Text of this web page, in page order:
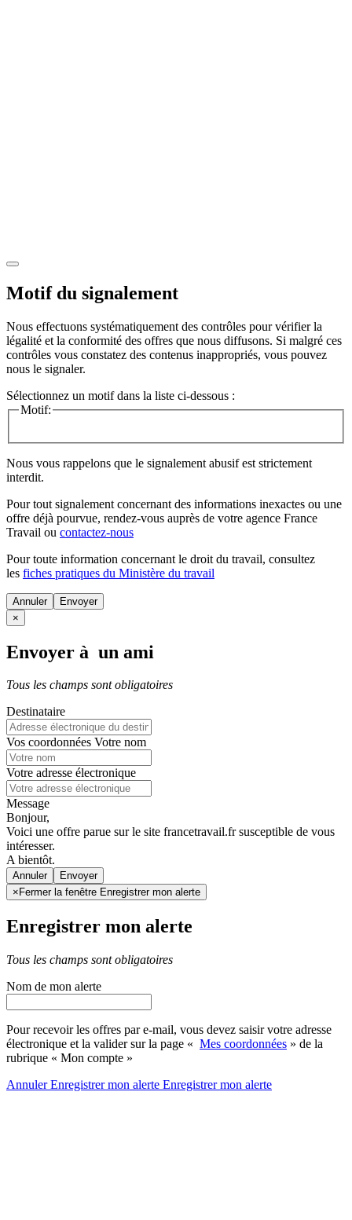
Motif du signalement
Nous effectuons systématiquement des contrôles pour vérifier la
légalité et la conformité des offres que nous diffusons. Si malgré ces
contrôles vous constatez des contenus inappropriés, vous pouvez
nous le signaler.
Sélectionnez un motif dans la liste ci-dessous :
Motif:
Nous vous rappelons que le signalement abusif est strictement
interdit.
Pour tout signalement concernant des informations inexactes ou une
offre déjà pourvue, rendez-vous auprès de votre agence France
Travail ou contactez-nous
Pour toute information concernant le droit du travail, consultez
les fiches pratiques du Ministère du travail
Annuler
×
Envoyer à un ami
Tous les champs sont obligatoires
Destinataire
Vos coordonnées Votre nom
Votre adresse électronique
Message
Bonjour,
Voici une offre parue sur le site francetravail.fr susceptible de vous
intéresser.
A bientôt.
Annuler
× Fermer la fenêtre Enregistrer mon alerte
Enregistrer mon alerte
Tous les champs sont obligatoires
Nom de mon alerte
Pour recevoir les offres par e-mail, vous devez saisir votre adresse
électronique et la valider sur la page « Mes coordonnées » de la
rubrique « Mon compte »
AnnulerEnregistrer mon alerte Enregistrermon alerte